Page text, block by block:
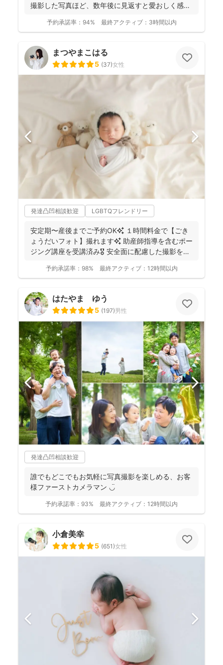
撮影した写真ほど、数年後に見返すと愛おしく感じ
予約承諾率： 94% 最終アクティブ： 3時間以内
まつやまこはる
5 (37)女性
発達凸凹相談歓迎 LGBTQフレンドリー
安定期〜産後までご予約OK✨ １時間料金で【ごき
ょうだいフォト】撮れます✨ 助産師指導を含むポー
ジング講座を受講済み🎖️ 安全面に配慮した撮影を行
予約承諾率： 98% 最終アクティブ： 12時間以内
はたやま ゆう
5 (197)男性
発達凸凹相談歓迎
誰でもどこでもお気軽に写真撮影を楽しめる、お客
様ファーストカメラマン ◡̈
予約承諾率： 93% 最終アクティブ： 12時間以内
小倉美幸
5 (651)女性